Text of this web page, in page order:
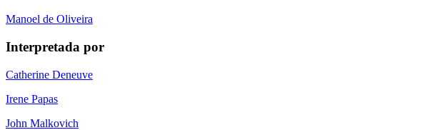
Manoel de Oliveira
Interpretada por
Catherine Deneuve
Irene Papas
John Malkovich